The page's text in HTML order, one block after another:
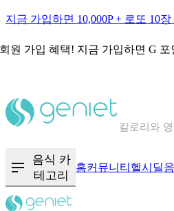
지금 가입하면 10,000P + 로또 10장
원 가입 혜택! 지금 가입하면 G 포
칼로리와
음식 카
테고리
홈커뮤니티 헬시딜